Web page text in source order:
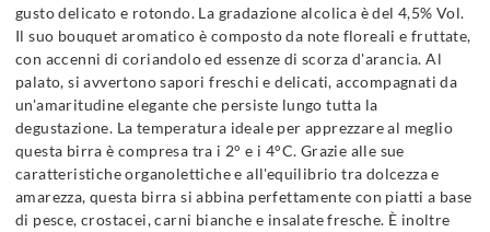
gusto delicato e rotondo. La gradazione alcolica è del 4,5% Vol.
Il suo bouquet aromatico è composto da note floreali e fruttate,
con accenni di coriandolo ed essenze di scorza d'arancia. Al
palato, si avvertono sapori freschi e delicati, accompagnati da
un'amaritudine elegante che persiste lungo tutta la
degustazione. La temperatura ideale per apprezzare al meglio
questa birra è compresa tra i 2° e i 4°C. Grazie alle sue
caratteristiche organolettiche e all'equilibrio tra dolcezza e
amarezza, questa birra si abbina perfettamente con piatti a base
di pesce, crostacei, carni bianche e insalate fresche. È inoltre